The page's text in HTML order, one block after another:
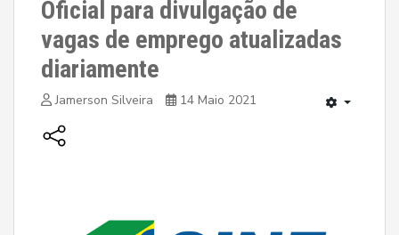
Oficial para divulgação de
vagas de emprego atualizadas
diariamente
Jamerson Silveira 14 Maio 2021